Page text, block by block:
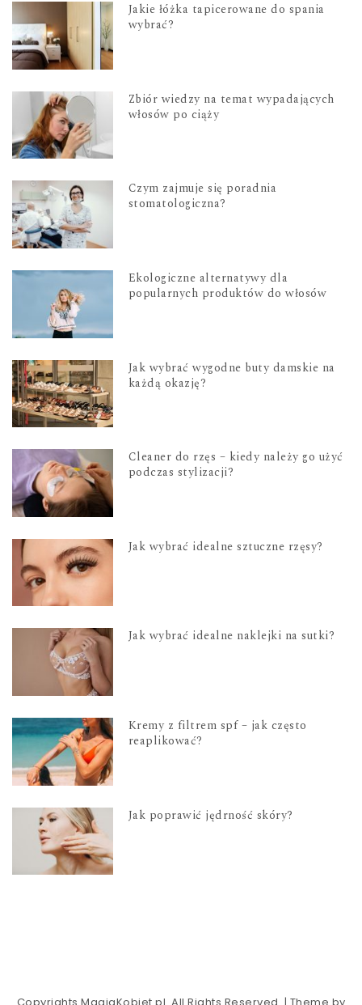
Jakie łóżka tapicerowane do spania
wybrać?
Zbiór wiedzy na temat wypadających
włosów po ciąży
Czym zajmuje się poradnia
stomatologiczna?
Ekologiczne alternatywy dla
popularnych produktów do włosów
Jak wybrać wygodne buty damskie na
każdą okazję?
Cleaner do rzęs – kiedy należy go użyć
podczas stylizacji?
Jak wybrać idealne sztuczne rzęsy?
Jak wybrać idealne naklejki na sutki?
Kremy z filtrem spf – jak często
reaplikować?
Jak poprawić jędrność skóry?